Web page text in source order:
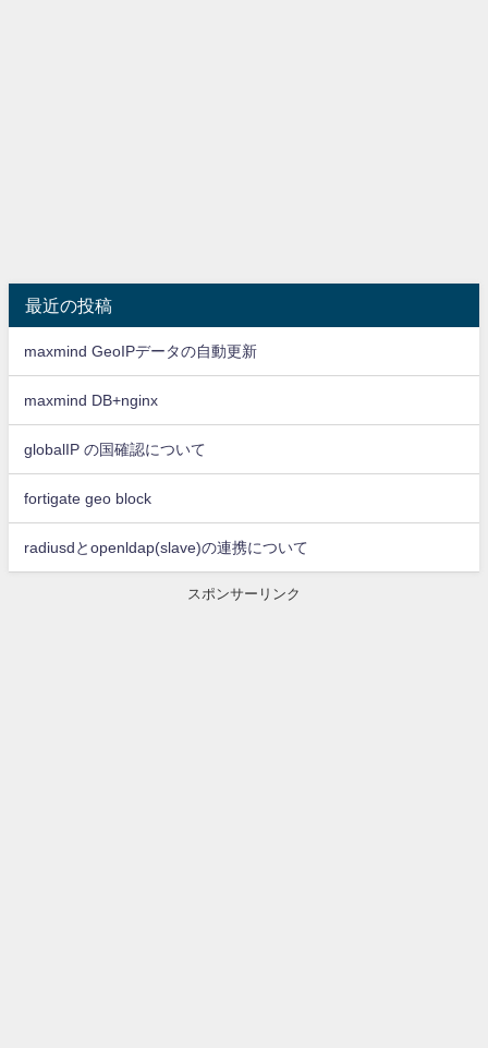
最近の投稿
maxmind GeoIPデータの自動更新
maxmind DB+nginx
globalIP の国確認について
fortigate geo block
radiusdとopenldap(slave)の連携について
スポンサーリンク